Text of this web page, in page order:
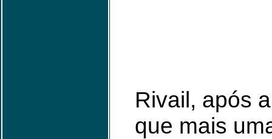
Rivail, após
que mais